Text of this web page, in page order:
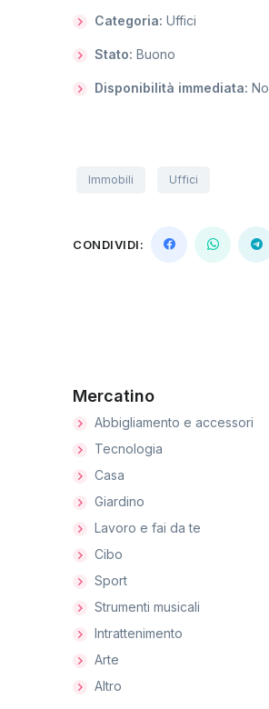
Categoria:Uffici
Stato:Buono
Disponibilità immediata:No
Immobili Uffici
CONDIVIDI:
Mercatino
Abbigliamento e accessori
Tecnologia
Casa
Giardino
Lavoro e fai da te
Cibo
Sport
Strumenti musicali
Intrattenimento
Arte
Altro